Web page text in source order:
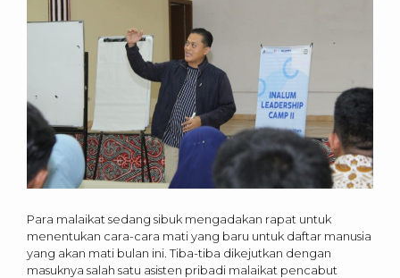
Para malaikat sedang sibuk mengadakan rapat untuk
menentukan cara-cara mati yang baru untuk daftar manusia
yang akan mati bulan ini. Tiba-tiba dikejutkan dengan
masuknya salah satu asisten pribadi malaikat pencabut